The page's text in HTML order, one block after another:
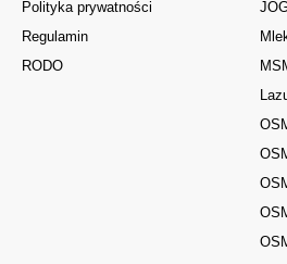
Polityka prywatności
Regulamin
RODO